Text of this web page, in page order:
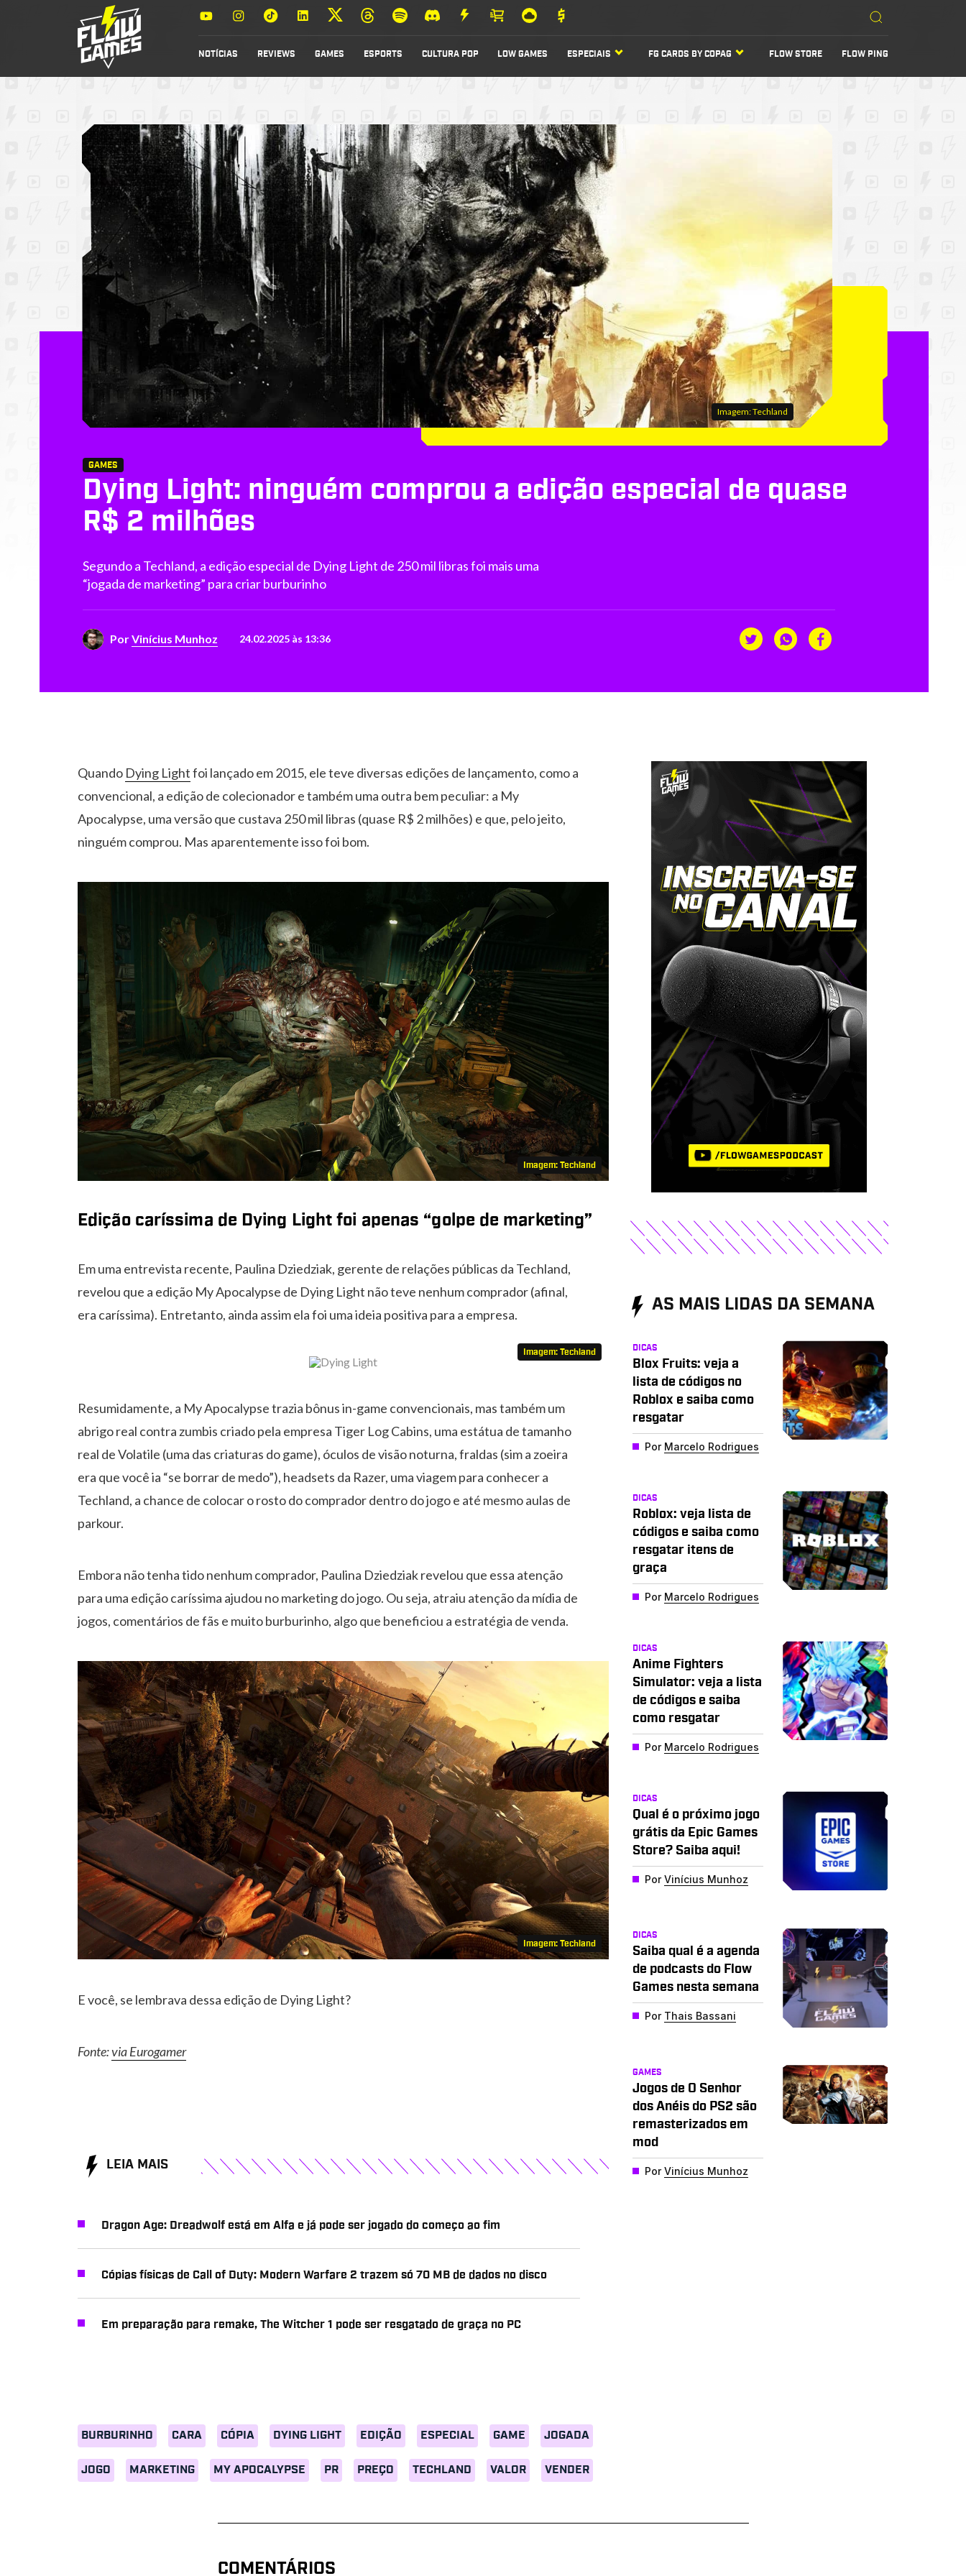
NOTÍCIAS REVIEWS GAMES ESPORTS CULTURA POP LOW GAMES ESPECIAIS FG CARDS BY COPAG FLOW STORE FLOW PING
Imagem: Techland
GAMES
Dying Light: ninguém comprou a edição especial de quase
R$ 2 milhões
Segundo a Techland, a edição especial de Dying Light de 250 mil libras foi mais uma
“jogada de marketing” para criar burburinho
PorVinícius Munhoz 24.02.2025 às 13:36
Quando Dying Lightfoi lançado em 2015, ele teve diversas edições de lançamento, como a
convencional, a edição de colecionador e também uma outra bem peculiar: a My
Apocalypse, uma versão que custava 250 mil libras (quase R$ 2 milhões) e que, pelo jeito,
ninguém comprou. Mas aparentemente isso foi bom.
Imagem: Techland
Edição caríssima de Dying Light foi apenas “golpe de marketing”
Em uma entrevista recente, Paulina Dziedziak, gerente de relações públicas da Techland,
revelou que a edição My Apocalypse de Dying Light não teve nenhum comprador (afinal,
era caríssima). Entretanto, ainda assim ela foi uma ideia positiva para a empresa.
Imagem: Techland
Resumidamente, a My Apocalypse trazia bônus in-game convencionais, mas também um
abrigo real contra zumbis criado pela empresa Tiger Log Cabins, uma estátua de tamanho
real de Volatile (uma das criaturas do game), óculos de visão noturna, fraldas (sim a zoeira
era que você ia “se borrar de medo”), headsets da Razer, uma viagem para conhecer a
Techland, a chance de colocar o rosto do comprador dentro do jogo e até mesmo aulas de
parkour.
Embora não tenha tido nenhum comprador, Paulina Dziedziak revelou que essa atenção
para uma edição caríssima ajudou no marketing do jogo. Ou seja, atraiu atenção da mídia de
jogos, comentários de fãs e muito burburinho, algo que beneficiou a estratégia de venda.
Imagem: Techland
E você, se lembrava dessa edição de Dying Light?
Fonte:via Eurogamer
BURBURINHO CARA CÓPIA DYING LIGHT EDIÇÃO ESPECIAL GAME JOGADA
JOGO MARKETING MY APOCALYPSE PR PREÇO TECHLAND VALOR VENDER
LEIA MAIS
Dragon Age: Dreadwolf está em Alfa e já pode ser jogado do começo ao fim
Cópias físicas de Call of Duty: Modern Warfare 2 trazem só 70 MB de dados no disco
Em preparação para remake, The Witcher 1 pode ser resgatado de graça no PC
AS MAIS LIDAS DA SEMANA
DICAS
Blox Fruits: veja a
lista de códigos no
Roblox e saiba como
resgatar
Por Marcelo Rodrigues
DICAS
Roblox: veja lista de
códigos e saiba como
resgatar itens de
graça
Por Marcelo Rodrigues
DICAS
Anime Fighters
Simulator: veja a lista
de códigos e saiba
como resgatar
Por Marcelo Rodrigues
DICAS
Qual é o próximo jogo
grátis da Epic Games
Store? Saiba aqui!
PorVinícius Munhoz
DICAS
Saiba qual é a agenda
de podcasts do Flow
Games nesta semana
Por Thais Bassani
GAMES
Jogos de O Senhor
dos Anéis do PS2 são
remasterizados em
mod
PorVinícius Munhoz
COMENTÁRIOS